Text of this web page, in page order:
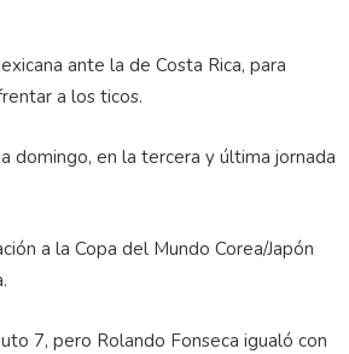
ante la de Costa Rica, para
a los ticos.
domingo, en la tercera y última jornada
a la Copa del Mundo Corea/Japón
7, pero Rolando Fonseca igualó con